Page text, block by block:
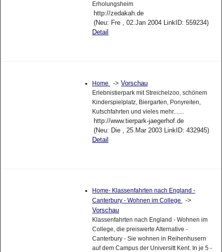
Erholungsheim
http://zedakah.de
(Neu: Fre , 02.Jan 2004 LinkID: 559234)
Detail
Home -> Vorschau
Erlebnistierpark mit Streichelzoo, schönem
Kinderspielplatz, Biergarten, Ponyreiten,
Kutschfahrten und vieles mehr.......
http://www.tierpark-jaegerhof.de
(Neu: Die , 25.Mar 2003 LinkID: 432945)
Detail
Home- Klassenfahrten nach England -
Canterbury - Wohnen im College
->
Vorschau
Klassenfahrten nach England - Wohnen im
College, die preiswerte Alternative -
Canterbury - Sie wohnen in Reihenhusern
auf dem Campus der Universitt Kent. In je 5 -